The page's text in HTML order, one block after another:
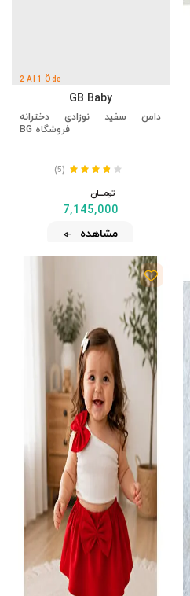
2 Al 1 Öde
GB Baby
دامن سفید نوزادی دخترانه
فروشگاه BG
(5)
تومــــــان
7,145,000
مشاهده